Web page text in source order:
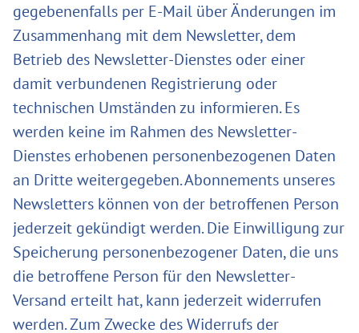
gegebenenfalls per E-Mail über Änderungen im
Zusammenhang mit dem Newsletter, dem
Betrieb des Newsletter-Dienstes oder einer
damit verbundenen Registrierung oder
technischen Umständen zu informieren. Es
werden keine im Rahmen des Newsletter-
Dienstes erhobenen personenbezogenen Daten
an Dritte weitergegeben. Abonnements unseres
Newsletters können von der betroffenen Person
jederzeit gekündigt werden. Die Einwilligung zur
Speicherung personenbezogener Daten, die uns
die betroffene Person für den Newsletter-
Versand erteilt hat, kann jederzeit widerrufen
werden. Zum Zwecke des Widerrufs der